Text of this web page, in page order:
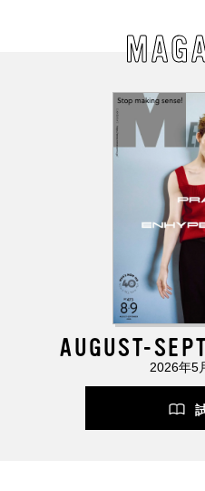
AUGUST-
2026年5